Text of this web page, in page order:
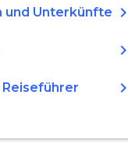
und Unterkünfte chevron_right
chevron_right
chevron_right